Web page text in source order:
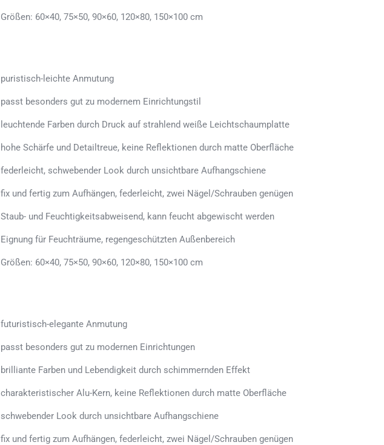
Größen: 60×40, 75×50, 90×60, 120×80, 150×100 cm
puristisch-leichte Anmutung
passt besonders gut zu modernem Einrichtungstil
leuchtende Farben durch Druck auf strahlend weiße Leichtschaumplatte
hohe Schärfe und Detailtreue, keine Reflektionen durch matte Oberfläche
federleicht, schwebender Look durch unsichtbare Aufhangschiene
fix und fertig zum Aufhängen, federleicht, zwei Nägel/Schrauben genügen
Staub- und Feuchtigkeitsabweisend, kann feucht abgewischt werden
Eignung für Feuchträume, regengeschützten Außenbereich
Größen: 60×40, 75×50, 90×60, 120×80, 150×100 cm
futuristisch-elegante Anmutung
passt besonders gut zu modernen Einrichtungen
brilliante Farben und Lebendigkeit durch schimmernden Effekt
charakteristischer Alu-Kern, keine Reflektionen durch matte Oberfläche
schwebender Look durch unsichtbare Aufhangschiene
fix und fertig zum Aufhängen, federleicht, zwei Nägel/Schrauben genügen